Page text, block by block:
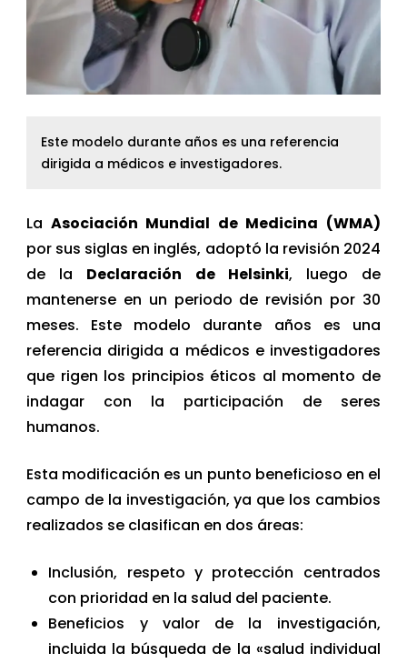
Este modelo durante años es una referencia
dirigida a médicos e investigadores.
La Asociación Mundial de Medicina (WMA)
por sus siglas en inglés, adoptó la revisión 2024
de la Declaración de Helsinki, luego de
mantenerse en un periodo de revisión por 30
meses. Este modelo durante años es una
referencia dirigida a médicos e investigadores
que rigen los principios éticos al momento de
indagar con la participación de seres
humanos.
Esta modificación es un punto beneficioso en el
campo de la investigación, ya que los cambios
realizados se clasifican en dos áreas:
Inclusión, respeto y protección centrados
con prioridad en la salud del paciente.
Beneficios y valor de la investigación,
incluida la búsqueda de la «salud individual